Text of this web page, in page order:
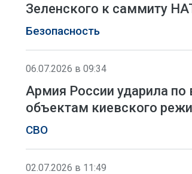
Зеленского к саммиту
Безопасность
06.07.2026 в 09:34
Армия России ударила
объектам киевского
СВО
02.07.2026 в 11:49